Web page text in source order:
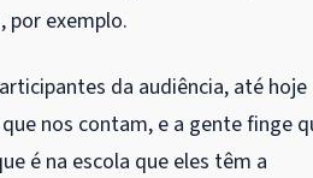
por exemplo.
da audiência, até hoje
nos contam, e a gente finge
é na escola que eles têm a